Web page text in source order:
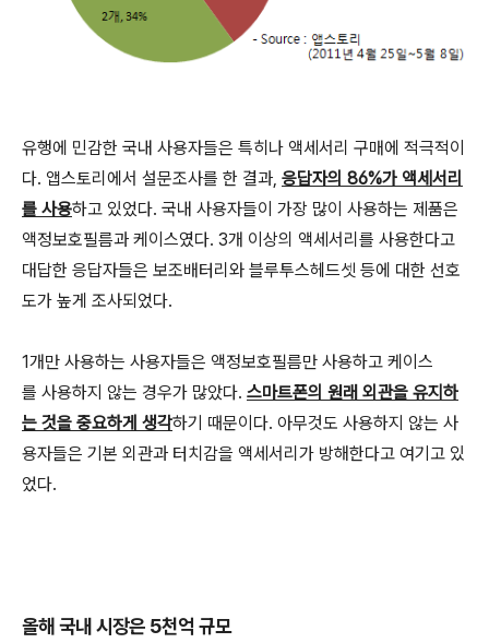
유행에 민감한 국내 사용자들은 특히나 액세서리 구매에 적극적이
다. 앱스토리에서 설문조사를 한 결과, 응답자의 86%가 액세서리
를 사용하고 있었다. 국내 사용자들이 가장 많이 사용하는 제품은
액정보호필름과 케이스였다. 3개 이상의 액세서리를 사용한다고
대답한 응답자들은 보조배터리와 블루투스헤드셋 등에 대한 선호
도가 높게 조사되었다.
1개만 사용하는 사용자들은 액정보호필름만 사용하고 케이스
를 사용하지 않는 경우가 많았다. 스마트폰의 원래 외관을 유지하
는 것을 중요하게 생각하기 때문이다. 아무것도 사용하지 않는 사
용자들은 기본 외관과 터치감을 액세서리가 방해한다고 여기고 있
었다.
올해 국내 시장은 5천억 규모